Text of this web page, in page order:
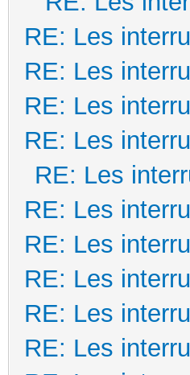
RE: Les
RE: Les
RE: Les
RE: Les
RE: Les
RE: Les
RE: Les
RE: Les
RE: Les
RE: Les